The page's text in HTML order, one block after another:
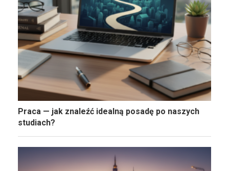
Praca — jak znaleźć idealną posadę po naszych
studiach?